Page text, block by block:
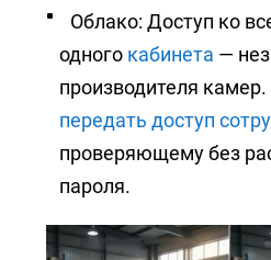
Облако: Доступ ко всем объектам из
одного кабинета —
производителя
передать доступ
проверяющему без
пароля.